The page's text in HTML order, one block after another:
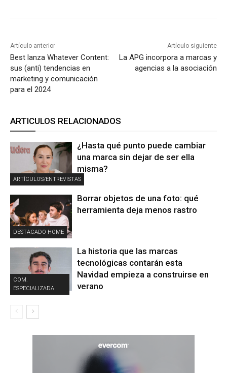
Artículo anterior
Best lanza Whatever Content:
sus (anti) tendencias en
marketing y comunicación
para el 2024
Artículo siguiente
La APG incorpora a marcas y
agencias a la asociación
ARTICULOS RELACIONADOS
ARTÍCULOS/ENTREVISTAS
¿Hasta qué punto puede cambiar
una marca sin dejar de ser ella
misma?
DESTACADO HOME
Borrar objetos de una foto: qué
herramienta deja menos rastro
COM.
ESPECIALIZADA
La historia que las marcas
tecnológicas contarán esta
Navidad empieza a construirse en
verano